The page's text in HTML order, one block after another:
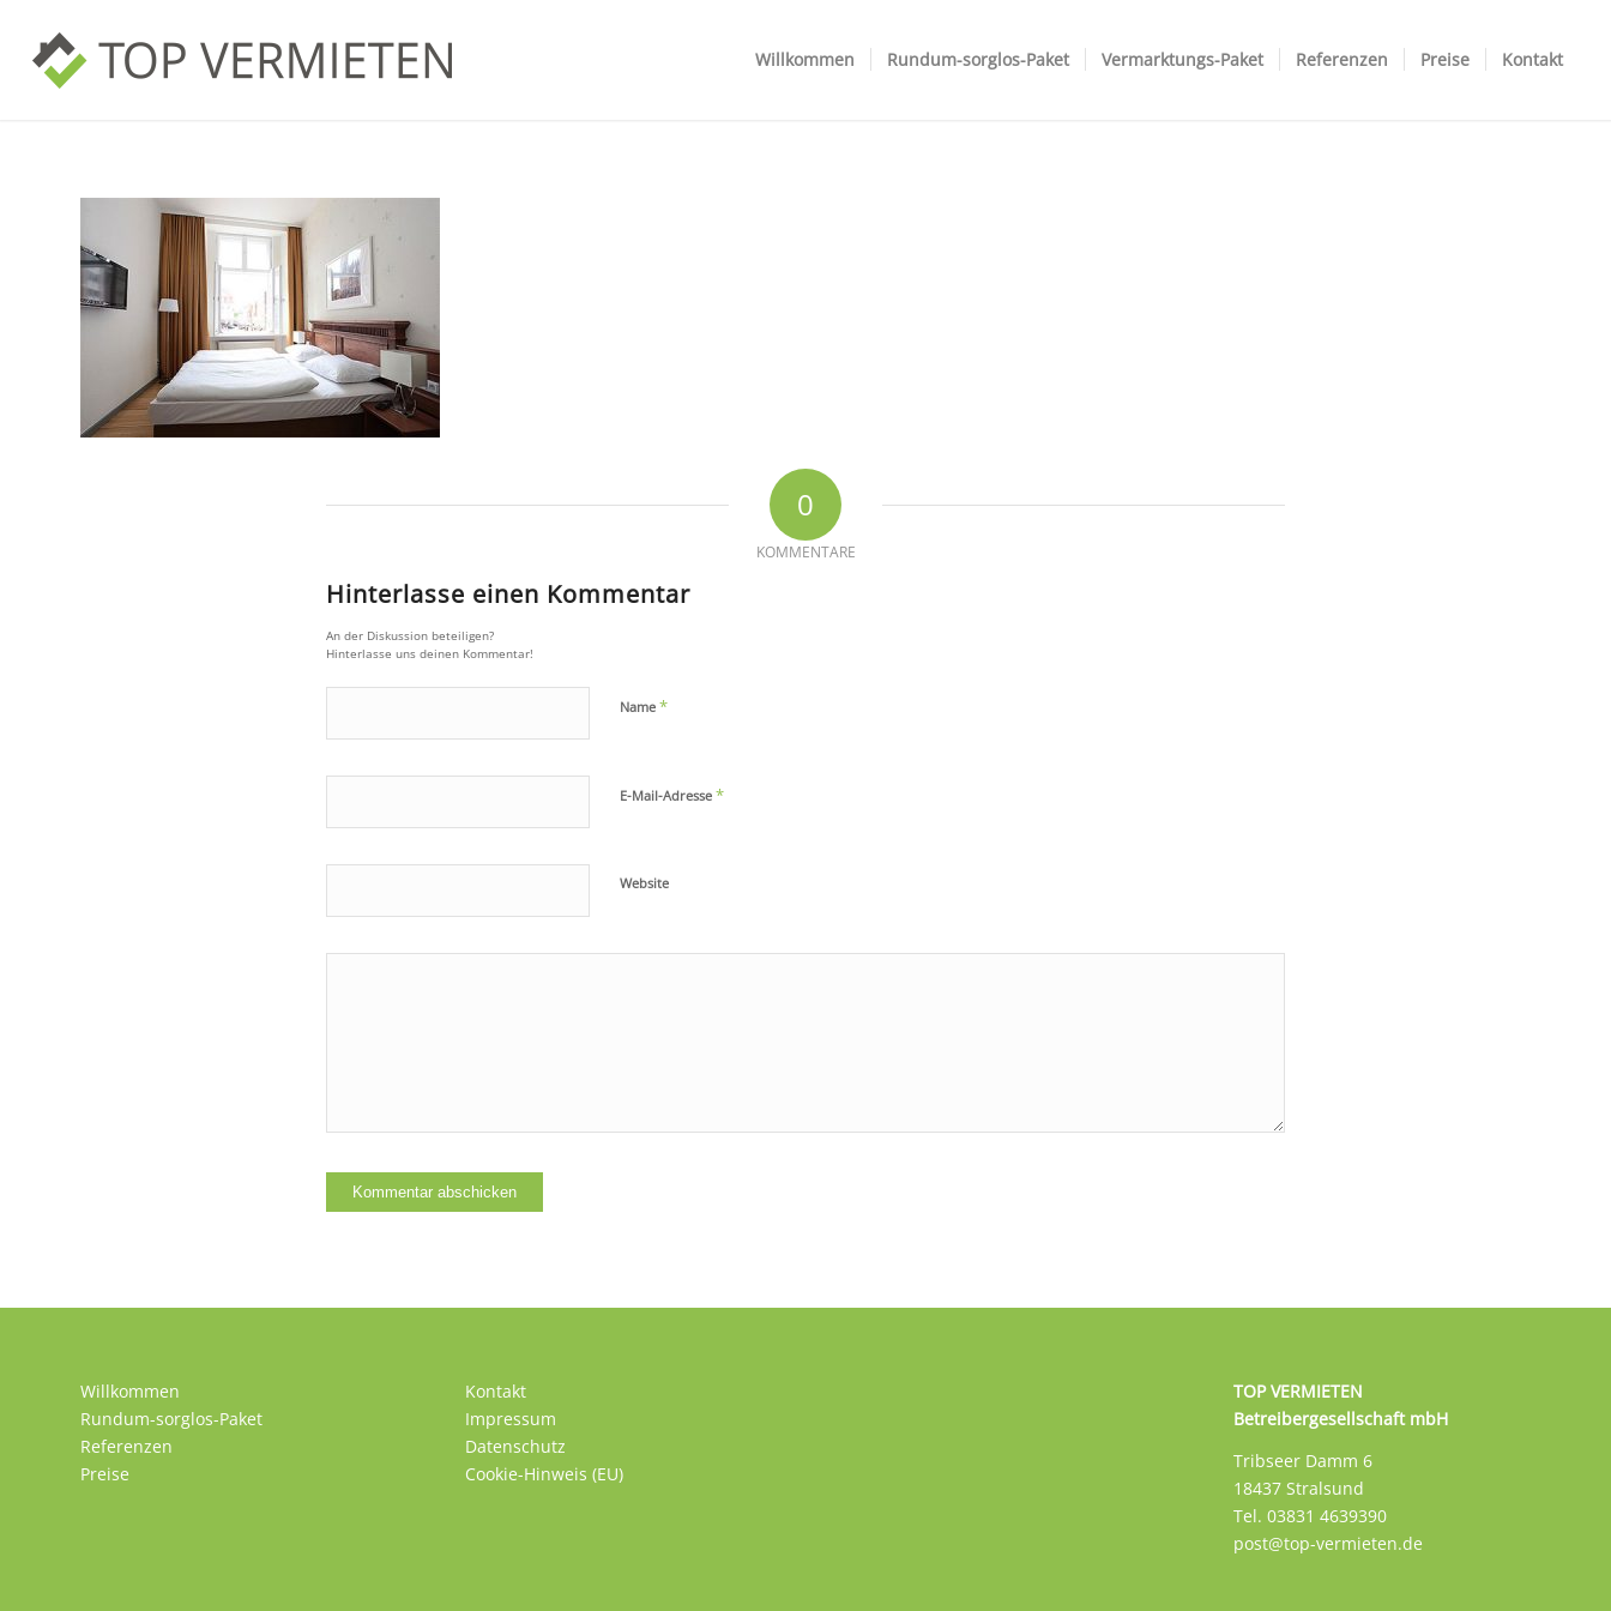
Willkommen Rundum-sorglos-Paket Vermarktungs-Paket Referenzen Preise Kontakt
0
KOMMENTARE
Hinterlasse einen Kommentar
An der Diskussion beteiligen?
Hinterlasse uns deinen Kommentar!
Name *
E-Mail-Adresse *
Website
Willkommen
Rundum-sorglos-Paket
Referenzen
Preise
Kontakt
Impressum
Datenschutz
Cookie-Hinweis (EU)
TOP VERMIETEN
Betreibergesellschaft mbH
Tribseer Damm 6
18437 Stralsund
Tel. 03831 4639390
post@top-vermieten.de